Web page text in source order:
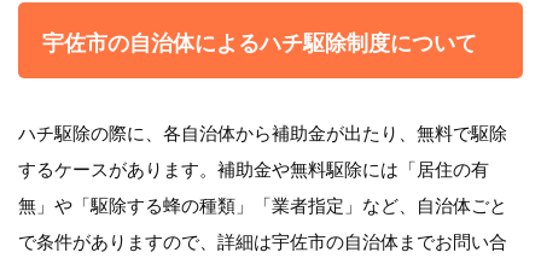
宇佐市の自治体によるハチ駆除制度について
ハチ駆除の際に、各自治体から補助金が出たり、無料で駆除
するケースがあります。補助金や無料駆除には「居住の有
無」や「駆除する蜂の種類」「業者指定」など、自治体ごと
で条件がありますので、詳細は宇佐市の自治体までお問い合